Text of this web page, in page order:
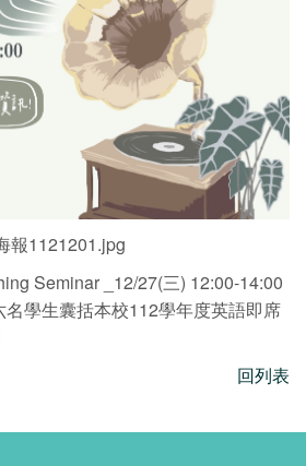
報1121201.jpg
Seminar _12/27(三) 12:00-14:00
名學生囊括本校112學年度英語即席
回列表